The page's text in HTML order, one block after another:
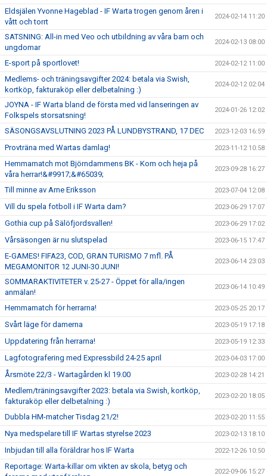
Eldsjälen Yvonne Hageblad - IF Warta trogen genom åren i
vått och torrt
2024-02-14 11:20
SATSNING: All-in med Veo och utbildning av våra barn och
ungdomar
2024-02-13 08:00
E-sport på sportlovet! 2024-02-12 11:00
Medlems- och träningsavgifter 2024: betala via Swish,
kortköp, fakturaköp eller delbetalning :)
2024-02-12 02:04
JOYNA - IF Warta bland de första med vid lanseringen av
Folkspels storsatsning!
2024-01-26 12:02
SÄSONGSAVSLUTNING 2023 PÅ LUNDBYSTRAND, 17 DEC 2023-12-03 16:59
Provträna med Wartas damlag! 2023-11-12 10:58
Hemmamatch mot Björndammens BK - Kom och heja på
våra herrar!&#9917;&#65039;
2023-09-28 16:27
Till minne av Arne Eriksson 2023-07-04 12:08
Vill du spela fotboll i IF Warta dam? 2023-06-29 17:07
Gothia cup på Sälöfjordsvallen! 2023-06-29 17:02
Vårsäsongen är nu slutspelad 2023-06-15 17:47
E-GAMES! FIFA23, COD, GRAN TURISMO 7 mfl. PÅ
MEGAMONITOR 12 JUNI-30 JUNI!
2023-06-14 23:03
SOMMARAKTIVITETER v. 25-27 - Öppet för alla/ingen
anmälan!
2023-06-14 10:49
Hemmamatch för herrarna! 2023-05-25 20:17
Svårt läge för damerna 2023-05-19 17:18
Uppdatering från herrarna! 2023-05-19 12:33
Lagfotografering med Expressbild 24-25 april 2023-04-03 17:00
Årsmöte 22/3 - Wartagården kl 19.00 2023-02-28 14:21
Medlem/träningsavgifter 2023: betala via Swish, kortköp,
fakturaköp eller delbetalning :)
2023-02-20 18:05
Dubbla HM-matcher Tisdag 21/2! 2023-02-20 11:55
Nya medspelare till IF Wartas styrelse 2023 2023-02-13 18:10
Inbjudan till alla föräldrar hos IF Warta 2022-12-26 10:50
Reportage: Warta-killar om vikten av skola, betyg och
2022-09-06 15:27